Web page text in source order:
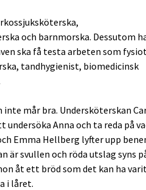
och barnmorska. Dessutom
ska få testa arbeten som
tandhygienist, biomedicinsk
mår bra. Undersköterskan
Anna och ta reda på
Emma Hellberg lyfter upp
är svullen och röda utslag syns
åt ett bröd som det kan ha
i låret.